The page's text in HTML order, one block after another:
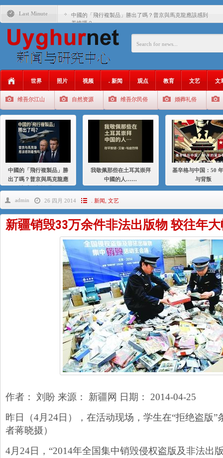
Last Minute 中國的「飛行複製品」勝出了嗎？普京與馬克龍應該感到
羞愧嗎？
我敬佩那些在土耳其崇拜中國的人……
聚焦维吾尔 | 伊利夏提：我为什么要学汉语
大一统情结使魏京生失去理智 / 伊利夏提
伊利夏提：在自责与内疚中的挣扎
伊利夏提：消失在集中营的红衣女孩
伊利夏提：满目苍夷2020，难见彼岸2021
世界 照片 视频 . 新闻 观点 教育 文艺 文
维吾尔江山 自然资源 维吾尔民俗 婚葬礼俗
中國的「飛行複製品」勝
出了嗎？普京與馬克龍應
我敬佩那些在土耳其崇拜
中國的人……
基辛格与中国：50
与背叛
admin 26 四月 2014 . 新闻 文艺
新疆销毁33万余件非法出版物 较往年
作者： 刘盼 来源： 新疆网 日期： 2014-04-25
昨日（4月24日），在活动现场，学生在“拒绝盗版”
者蒋晓摄）
4月24日，“2014年全国集中销毁侵权盗版及非法出